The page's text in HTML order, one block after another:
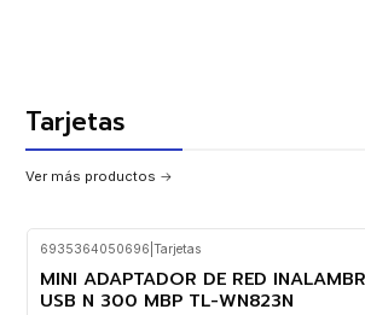
Tarjetas
Ver más productos
6935364050696 Tarjetas
MINI ADAPTADOR DE RED
USB N 300 MBP TL-WN823N